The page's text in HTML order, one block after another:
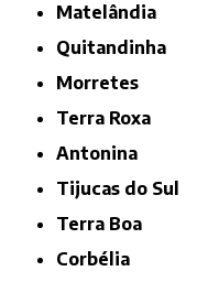
Matelândia
Quitandinha
Morretes
Terra Roxa
Antonina
Tijucas do Sul
Terra Boa
Corbélia